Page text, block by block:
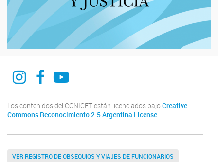
CIOp webCIOp La PlataCIOp La PLata
Los contenidos del CONICET están licenciados bajo Creative
Commons Reconocimiento 2.5 Argentina License
VER REGISTRO DE OBSEQUIOS Y VIAJES DE FUNCIONARIOS